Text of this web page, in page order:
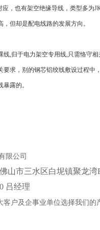
，也有架空绝缘导线，类型多为
但却是配电线路的发展方向。
归于电力架空专用线,只需恪守相
要求，别的钢芯铝绞线敷设过程中
露的。
限公司
山市三水区白坭镇聚龙湾
吕经理
客户及企事业单位选择我们的